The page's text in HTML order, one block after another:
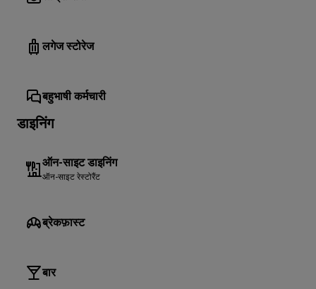
लगेज स्टोरेज
बहुभाषी कर्मचारी
डाइनिंग
ऑन-साइट डाइनिंग
ऑन-साइट रेस्टोरैंट
ब्रेकफ़ास्ट
बार